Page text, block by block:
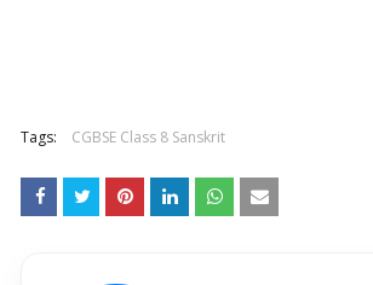
Tags: CGBSE Class 8 Sanskrit